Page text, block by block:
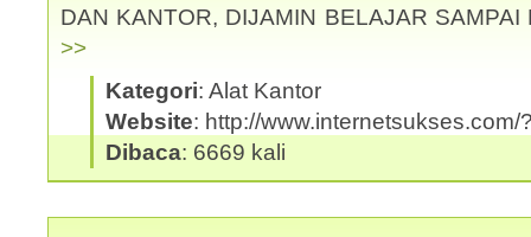
DAN KANTOR, DIJAMIN BELAJAR
>>
Kategori: Alat Kantor
Website: http://www.internetsukses.com/
Dibaca: 6669 kali